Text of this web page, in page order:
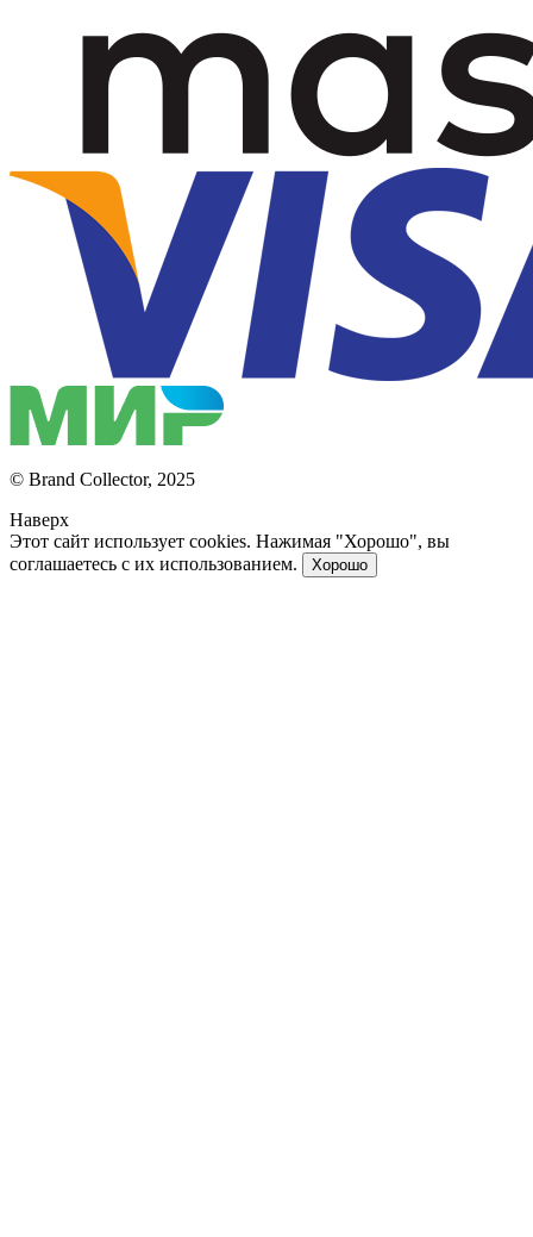
© Brand Collector, 2025
Наверх
Этот сайт использует cookies. Нажимая "Хорошо", вы
соглашаетесь с их использованием.
Хорошо